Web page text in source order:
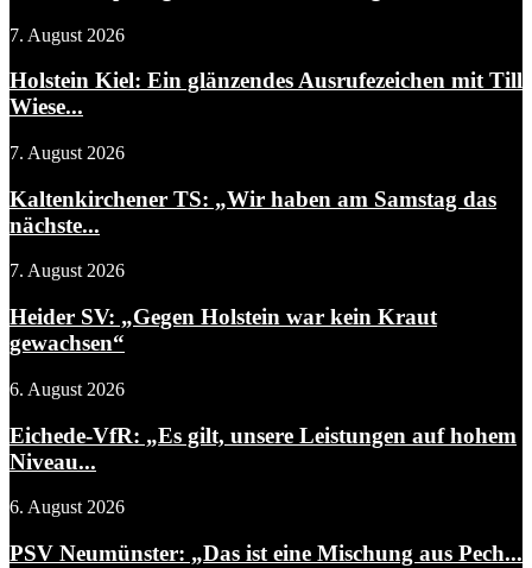
7. August 2026
Holstein Kiel: Ein glänzendes Ausrufezeichen mit Till
Wiese...
7. August 2026
Kaltenkirchener TS: „Wir haben am Samstag das
nächste...
7. August 2026
Heider SV: „Gegen Holstein war kein Kraut
gewachsen“
6. August 2026
Eichede-VfR: „Es gilt, unsere Leistungen auf hohem
Niveau...
6. August 2026
PSV Neumünster: „Das ist eine Mischung aus Pech...